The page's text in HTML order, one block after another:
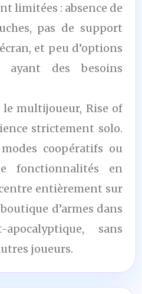
limitées : absence de
pas de support
et peu d’options
ayant des besoins
le multijoueur, Rise of
strictement solo.
coopératifs ou
fonctionnalités en
entièrement sur
d’armes dans
sans
joueurs.